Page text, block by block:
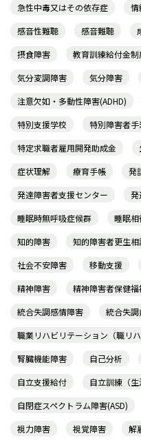
急性中毒又はその依存症
情
感音性難聴
感音難聴
摂食障害
教育訓練給付金制
気分変調障害
気分障害
注意欠如・多動性障害(ADHD)
特別支援学校
特別障害者手
特定求職者雇用開発助成金
症状理解
療育手帳 発
発達障害者支援センター
発
睡眠時無呼吸症候群
睡眠
知的障害
知的障害者更生相
社会不安障害
移動支援
精神障害
精神障害者保健
統合失調感情障害
統合失調
職業リハビリテーション（職リハ
腎臓機能障害
自己分析
自立支援給付
自立訓練（生
自閉症スペクトラム障害(ASD)
視力障害
視覚障害 解